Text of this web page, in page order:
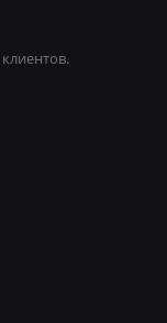
клиентов.